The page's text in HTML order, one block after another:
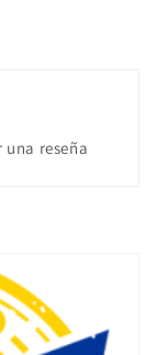
una reseña